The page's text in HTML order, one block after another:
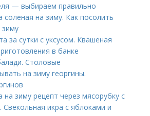
— выбираем правильно
соленая на зиму. Как посолить
зиму
за сутки с уксусом. Квашеная
в банке
Столовые
на зиму георгины.
на зиму рецепт через мясорубку с
Свекольная икра с яблоками и